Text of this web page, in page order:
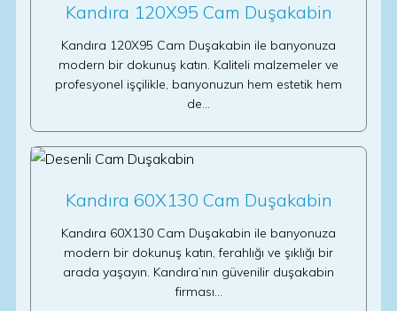
Kandıra 120X95 Cam Duşakabin
Kandıra 120X95 Cam Duşakabin ile banyonuza
modern bir dokunuş katın. Kaliteli malzemeler ve
profesyonel işçilikle, banyonuzun hem estetik hem
de…
Kandıra 60X130 Cam Duşakabin
Kandıra 60X130 Cam Duşakabin ile banyonuza
modern bir dokunuş katın, ferahlığı ve şıklığı bir
arada yaşayın. Kandıra’nın güvenilir duşakabin
firması…